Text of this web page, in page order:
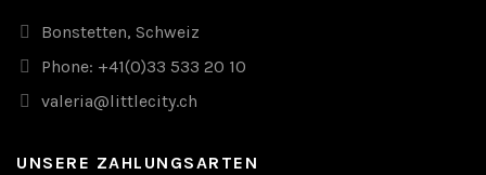
Bonstetten, Schweiz
Phone: +41(0)33 533 20 10
valeria@littlecity.ch
UNSERE ZAHLUNGSARTEN